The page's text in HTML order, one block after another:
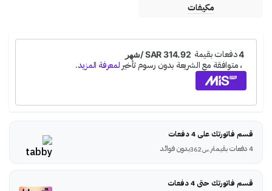
مكيفات
قسم فاتورتك على 4 دفعات
4 دفعات بقيمة
ر.س بدون فوائد
قسم فاتورتك حتى 4 دفعات